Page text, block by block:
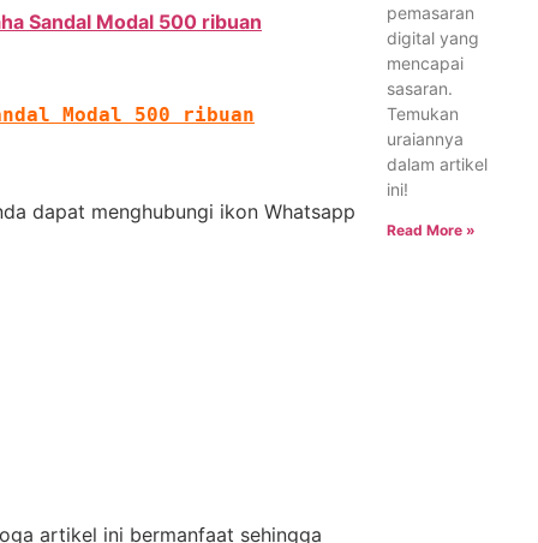
Sandal Modal 500 ribuan
Modal 500 ribuan
dapat menghubungi ikon Whatsapp
artikel ini bermanfaat sehingga
pemasaran
digital yang
mencapai
sasaran.
Temukan
uraiannya
dalam artikel
ini!
Read More »